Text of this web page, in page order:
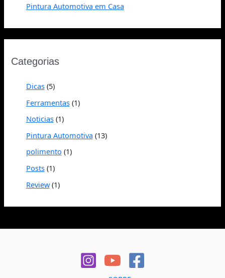
Pintura Automotiva em Casa
Categorias
Dicas(5)
Ferramentas(1)
Noticias(1)
Pintura Automotiva (13)
polimento (1)
Posts(1)
Review(1)